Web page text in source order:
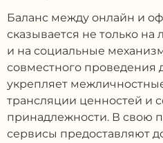
Баланс между онлайн и
сказывается не только
и на социальные
совместного проведения
укрепляет
трансляции ценностей и
принадлежности. В свою
сервисы предоставляют